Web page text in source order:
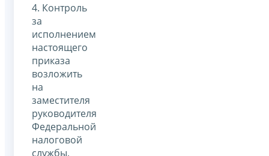
4. Контроль
за
исполнением
настоящего
приказа
возложить
на
заместителя
руководителя
Федеральной
налоговой
службы,